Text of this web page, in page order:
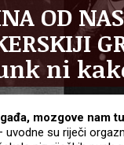
OD
ni
mozgove nam
uvodne su riječi